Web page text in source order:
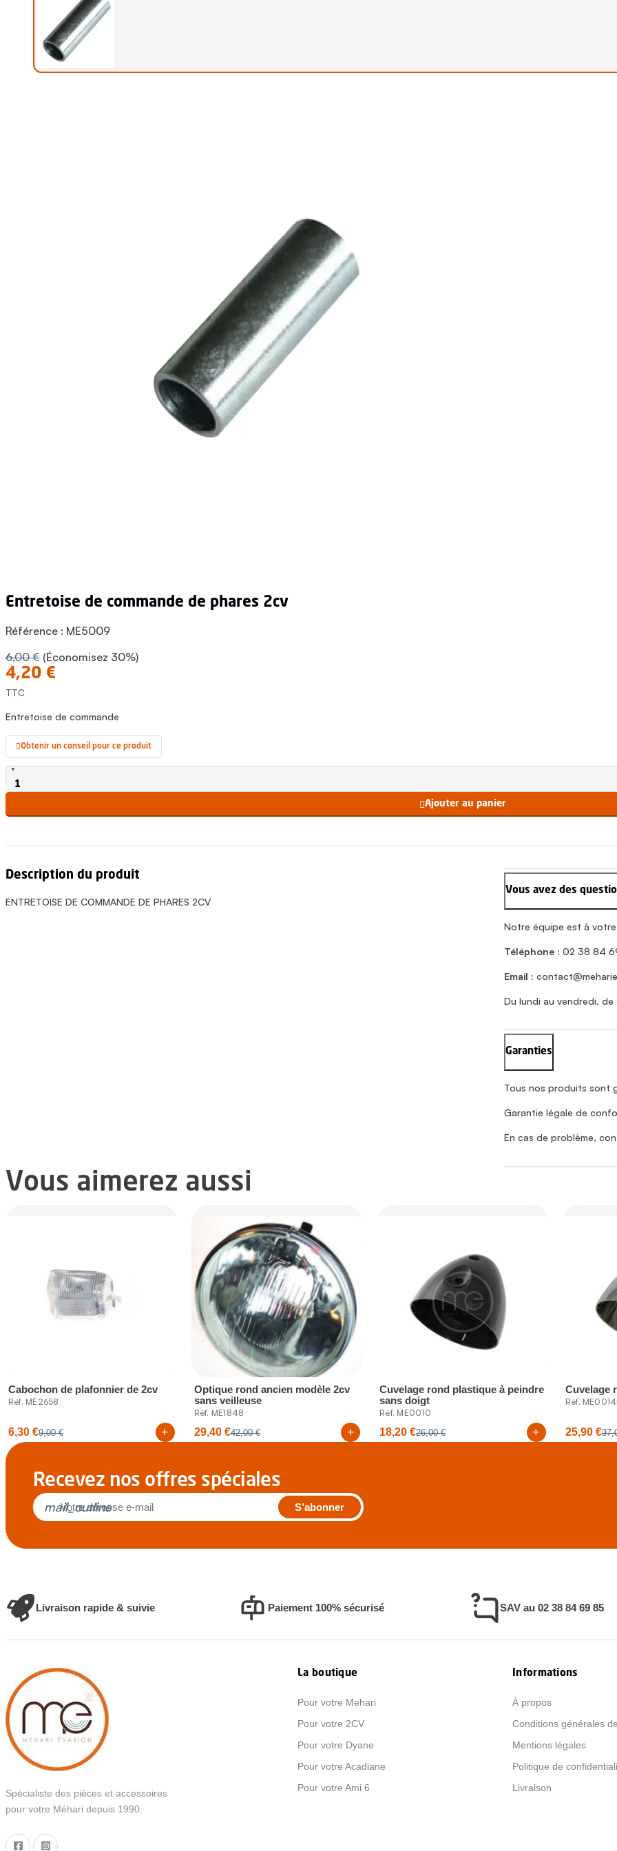
entretoise de commande de phares 2cv
Référence : ME5009
6,00 € (Économisez 30%)
4,20 €
TTC
Entretoise de commande
Obtenir un conseil pour ce produit
Ajouter au panier
Description du produit
ENTRETOISE DE COMMANDE DE PHARES 2CV
Vous avez des
Notre équipe est à
Téléphone : 02 38 84
Email :
Du lundi au vendredi, de
Garanties
Tous nos produits sont
Garantie légale de
En cas de problème,
Vous aimerez aussi
Cabochon de plafonnier de 2cv
Réf. ME2658
6,30 €9,00 € +
Optique rond ancien modèle 2cv
sans veilleuse
Réf. ME1848
29,40 €42,00 € +
Cuvelage rond plastique à peindre
sans doigt
Réf. ME0010
18,20 €26,00 € +
Cuvelage
Réf.
25,90 €
Recevez nos offres spéciales
mail_outline
Livraison rapide & suivie Paiement 100% sécurisé SAV au 02 38 84 69 85
Spécialiste des pièces et accessoires
pour votre Méhari depuis 1990.
La boutique
Pour votre Mehari
Pour votre 2CV
Pour votre Dyane
Pour votre Acadiane
Pour votre Ami 6
Informations
À propos
Conditions générales
Mentions légales
Politique de
Livraison